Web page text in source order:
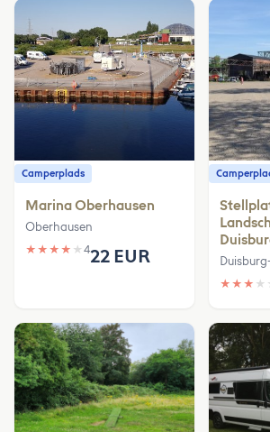
Camperplads
Marina Oberhausen
Oberhausen
★ ★ ★ ★ ★ 422 EUR
★ ★ ★ ★